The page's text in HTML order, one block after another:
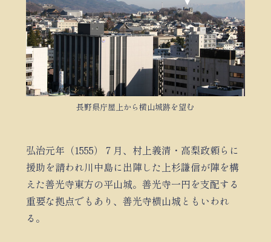
長野県庁屋上から横山城跡を望む
弘治元年（1555）７月、村上義清・高梨政頼らに
援助を請われ川中島に出陣した上杉謙信が陣を構
えた善光寺東方の平山城。善光寺一円を支配する
重要な拠点でもあり、善光寺横山城ともいわれ
る。